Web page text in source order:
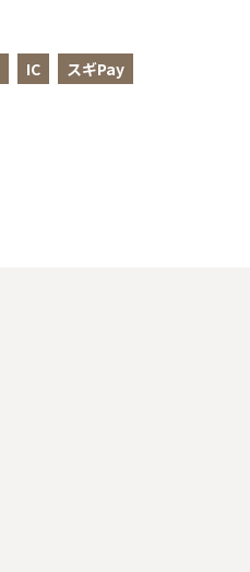
IC スギPay